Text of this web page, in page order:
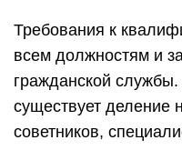
Требования к
всем должностям и
гражданской
существует деление
советников,